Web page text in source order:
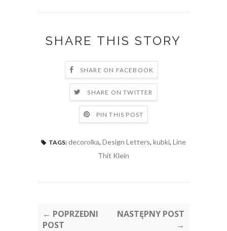
SHARE THIS STORY
SHARE ON FACEBOOK
SHARE ON TWITTER
PIN THIS POST
TAGS: decorolka, Design Letters, kubki, Line
Thit Klein
← POPRZEDNI
POST
NASTĘPNY POST
→